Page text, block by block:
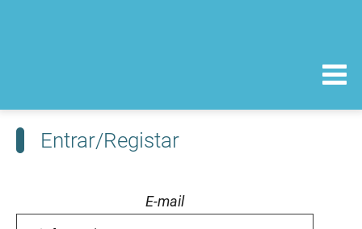
Entrar/Registar
E-mail